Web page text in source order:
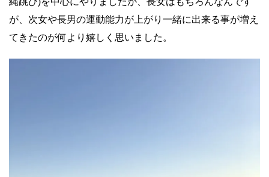
が、次女や長男の運動能力が上がり一緒に出来る事が増え
てきたのが何より嬉しく思いました。